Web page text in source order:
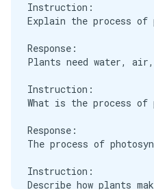
Instruction:
Explain the process
Response:
Plants need water,
Instruction:
What is the process
Response:
The process of
Instruction:
Describe how plants